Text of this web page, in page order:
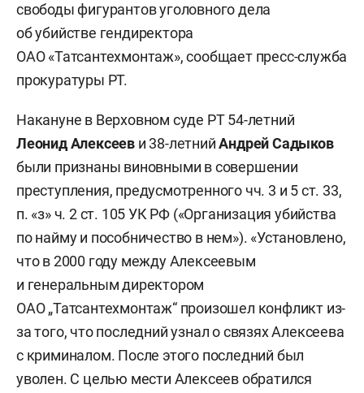
свободы фигурантов уголовного дела
об убийстве гендиректора
ОАО «Татсантехмонтаж», сообщает пресс-служба
прокуратуры РТ.
Накануне в Верховном суде РТ 54-летний
Леонид Алексеев и 38-летнийАндрей Садыков
были признаны виновными в совершении
преступления, предусмотренного чч. 3 и 5 ст. 33,
п. «з» ч. 2 ст. 105 УК РФ («Организация убийства
по найму и пособничество в нем»). «Установлено,
что в 2000 году между Алексеевым
и генеральным директором
ОАО „Татсантехмонтаж“ произошел конфликт из-
за того, что последний узнал о связях Алексеева
с криминалом. После этого последний был
уволен. С целью мести Алексеев обратился